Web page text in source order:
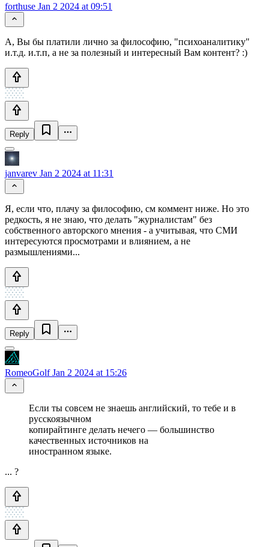
forthuse Jan 2 2024 at 09:51
А, Вы бы платили лично за философию, "психоаналитику"
и.т.д. и.т.п, а не за полезный и интересный Вам контент? :)
Reply
janvarev Jan 2 2024 at 11:31
Я, если что, плачу за философию, см коммент ниже. Но это
редкость, я не знаю, что делать "журналистам" без
собственного авторского мнения - а учитывая, что СМИ
интересуются просмотрами и влиянием, а не
размышлениями...
Reply
RomeoGolfJan 2 2024 at 15:26
Если ты совсем не знаешь английский, то тебе и в
русскоязычном
копирайтинге делать нечего — большинство
качественных источников на
иностранном языке.
... ?